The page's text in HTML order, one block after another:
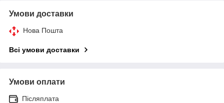
Умови доставки
Нова Пошта
Всі умови доставки
Умови оплати
Післяплата